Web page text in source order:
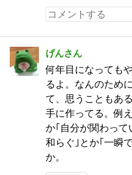
げんさん
何年目になっても
るよ。なんのため
て、思うこともあ
手に作ってる。例
か｢自分が関わって
和らぐ｣とか｢一瞬
か。